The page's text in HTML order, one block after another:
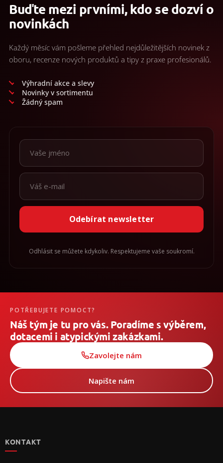
Buďte mezi prvními, kdo se dozví o
novinkách
Každý měsíc vám pošleme přehled nejdůležitějších novinek z
oboru, recenze nových produktů a tipy z praxe profesionálů.
Výhradní akce a slevy
Novinky v sortimentu
Žádný spam
Odebírat newsletter
Odhlásit se můžete kdykoliv. Respektujeme vaše soukromí.
POTŘEBUJETE POMOCT?
Náš tým je tu pro vás. Poradíme s výběrem,
dotacemi i atypickými zakázkami.
Zavolejte nám
Napište nám
KONTAKT